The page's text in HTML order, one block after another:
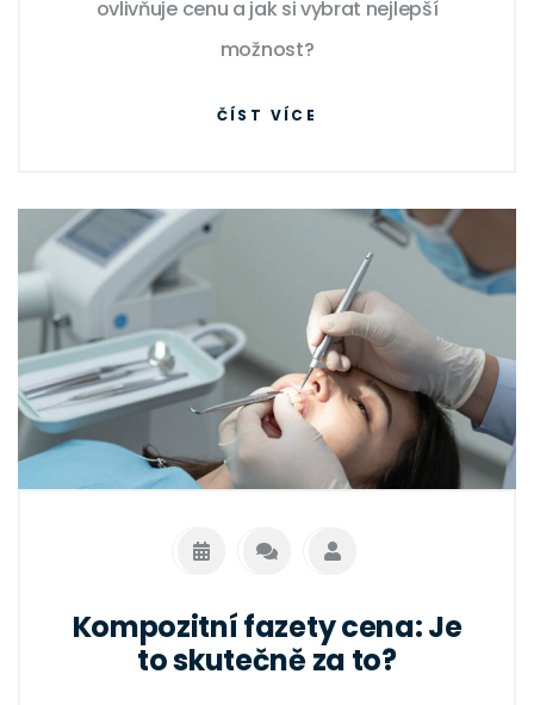
ovlivňuje cenu a jak si vybrat nejlepší
možnost?
ČÍST VÍCE
Kompozitní fazety cena: Je
to skutečně za to?